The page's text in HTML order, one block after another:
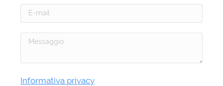
Informativa privacy